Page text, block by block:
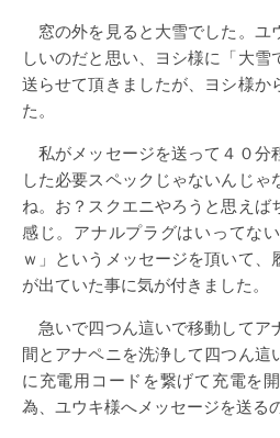
窓の外を見ると大雪でした。ユ
しいのだと思い、ヨシ様に「大雪
送らせて頂きましたが、ヨシ様か
た。
私がメッセージを送って４０分
した必要スペックじゃないんじゃ
ね。お？スクエニやろうと思えば
感じ。アナルプラグはいってな
ｗ」というメッセージを頂いて
が出ていた事に気が付きました。
急いで四つん這いで移動してア
間とアナペニを洗浄して四つん這
に充電用コードを繋げて充電を
為、ユウキ様へメッセージを送る